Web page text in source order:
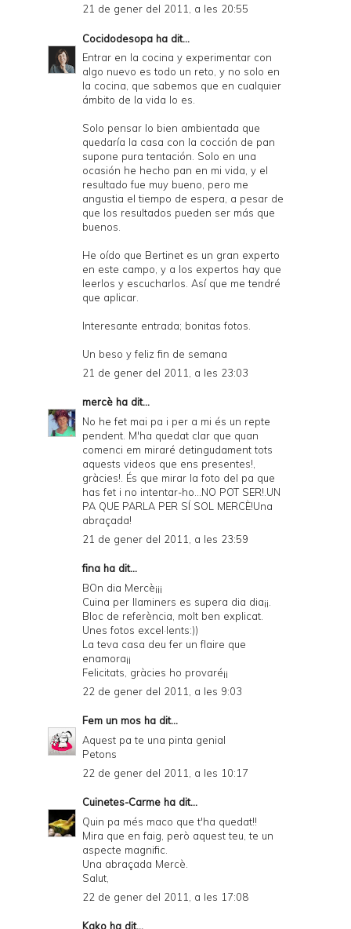
21 de gener del 2011, a les 20:55
Cocidodesopa ha dit...
Entrar en la cocina y experimentar con
algo nuevo es todo un reto, y no solo en
la cocina, que sabemos que en cualquier
ámbito de la vida lo es.
Solo pensar lo bien ambientada que
quedaría la casa con la cocción de pan
supone pura tentación. Solo en una
ocasión he hecho pan en mi vida, y el
resultado fue muy bueno, pero me
angustia el tiempo de espera, a pesar de
que los resultados pueden ser más que
buenos.
He oído que Bertinet es un gran experto
en este campo, y a los expertos hay que
leerlos y escucharlos. Así que me tendré
que aplicar.
Interesante entrada; bonitas fotos.
Un beso y feliz fin de semana
21 de gener del 2011, a les 23:03
mercè ha dit...
No he fet mai pa i per a mi és un repte
pendent. M'ha quedat clar que quan
comenci em miraré detingudament tots
aquests videos que ens presentes!,
gràcies!. És que mirar la foto del pa que
has fet i no intentar-ho...NO POT SER!.UN
PA QUE PARLA PER SÍ SOL MERCÈ!Una
abraçada!
21 de gener del 2011, a les 23:59
fina ha dit...
BOn dia Mercè¡¡¡
Cuina per llaminers es supera dia dia¡¡.
Bloc de referència, molt ben explicat.
Unes fotos excel·lents:))
La teva casa deu fer un flaire que
enamora¡¡
Felicitats, gràcies ho provaré¡¡
22 de gener del 2011, a les 9:03
Fem un mos ha dit...
Aquest pa te una pinta genial
Petons
22 de gener del 2011, a les 10:17
Cuinetes-Carme ha dit...
Quin pa més maco que t'ha quedat!!
Mira que en faig, però aquest teu, te un
aspecte magnific.
Una abraçada Mercè.
Salut,
22 de gener del 2011, a les 17:08
Kako ha dit...